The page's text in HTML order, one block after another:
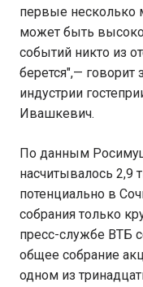
первые несколько
может быть
событий никто из
берется",—
индустрии
Ивашкевич.
По данным
насчитывалось 2,9
потенциально в
собрания только
пресс-службе ВТБ
общее собрание
одном из